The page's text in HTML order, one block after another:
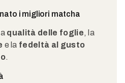
i migliori matcha
qualità delle foglie, la
e la fedeltà al gusto
.